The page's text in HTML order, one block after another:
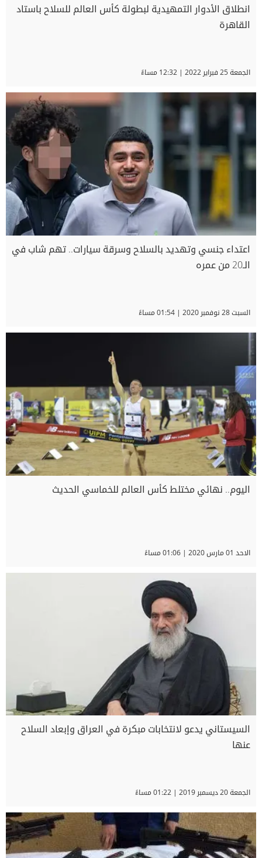
انطلاق الأدوار التمهيدية لبطولة كأس العالم للسلاح باستاد
القاهرة
الجمعة 25 فبراير 2022 | 12:32 مساءً
اعتداء جنسي وتهديد بالسلاح وسرقة سيارات.. تهم شاب في
الـ20 من عمره
السبت 28 نوفمبر 2020 | 01:54 مساءً
اليوم.. نهائي مختلط كأس العالم للخماسي الحديث
الاحد 01 مارس 2020 | 01:06 مساءً
السيستاني يدعو لانتخابات مبكرة في العراق وإبعاد السلاح
عنها
الجمعة 20 ديسمبر 2019 | 01:22 مساءً